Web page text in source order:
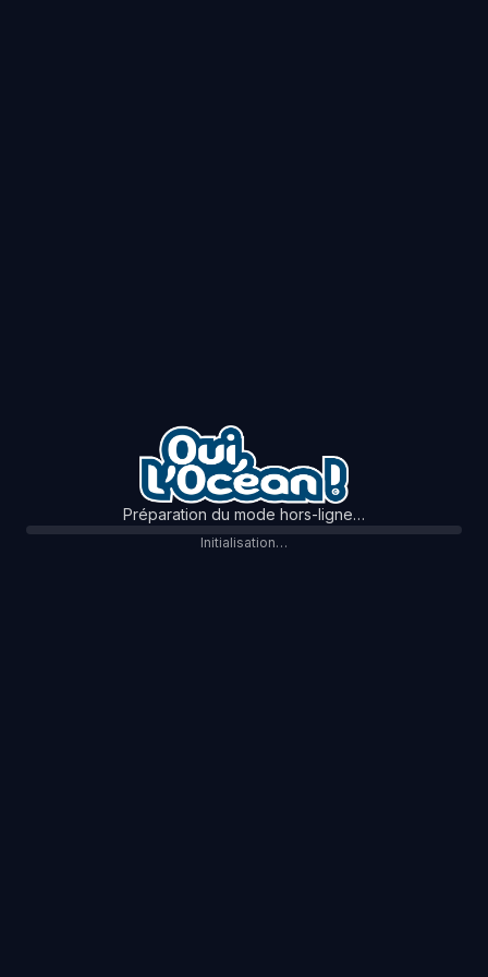
Préparation du mode hors-ligne…
Initialisation…